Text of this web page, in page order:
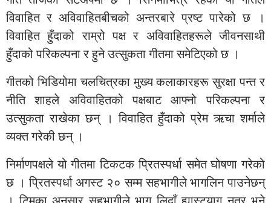
विवाहित र अविवाहितबीचको अन्तरबारे प्रष्ट पारेको छ ।
विवाहित हुँदाको राम्रो पक्ष र अविवाहितहरूले जीवनसाथी
हुँदाको परिकल्पना र हुने उत्सुकता गीतमा समेटिएको छ ।
गीतको भिडियोमा चलचित्रका मुख्य कलाकारहरू सुरक्षा पन्त र
नीति शाहले अविवाहितको पक्षबाट आफ्नो परिकल्पना र
उत्सुकता राखेका छन् । विवाहित हुँदाको प्रेम ऋचा शर्माले
व्यक्त गरेकी छन् ।
निर्माणपक्षले यो गीतमा टिकटक प्रितस्पर्धा समेत घोषणा गरेको
छ । प्रितस्पर्धा अगस्ट २० सम्म सहभागीले भागलिन पाउनेछन्